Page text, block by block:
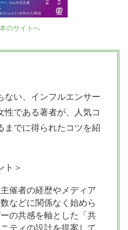
本のサイトへ
ない、インフルエンサー
性である著者が、人気コ
までに得られたコツを紹
ト＞
催者の経歴やメディア
などに関係なく始めら
の共感を軸とした「共
ティの設計を提案して